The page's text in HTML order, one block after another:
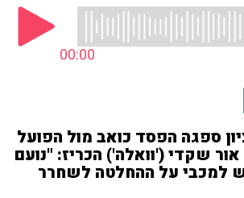
00:00
ספגה הפסד כואב מול הפועל
(84:77) • אור שקדי ('וואלה') הכריז: "נועם
למכבי על ההחלטה לשחרר